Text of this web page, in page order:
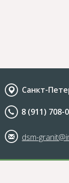
Санкт-
8 (911) 708-
dsm-